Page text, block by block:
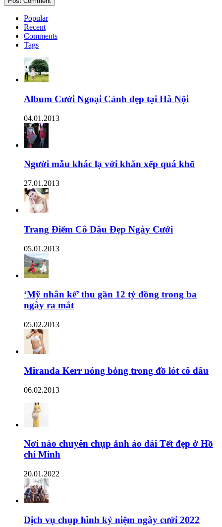
Popular
Recent
Comments
Tags
Album Cưới Ngoại Cảnh đẹp tại Hà Nội
04.01.2013
Người mẫu khác lạ với khăn xếp quá khổ
27.01.2013
Trang Điểm Cô Dâu Đẹp Ngày Cưới
05.01.2013
‘Mỹ nhân kế’ thu gần 12 tỷ đồng trong ba
ngày ra mắt
05.02.2013
Miranda Kerr nóng bỏng trong đồ lót cô dâu
06.02.2013
Nơi nào chuyên chụp ảnh áo dài Tết đẹp ở Hồ
chí Minh
20.01.2022
Dịch vụ chụp hình kỷ niệm ngày cưới 2022